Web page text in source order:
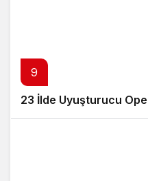
9
23 İlde Uyuşturucu